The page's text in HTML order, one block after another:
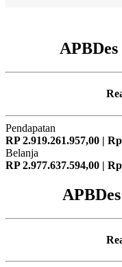
APBDes
Pendapatan
RP 2.919.261.957,00 |
Belanja
RP 2.977.637.594,00 |